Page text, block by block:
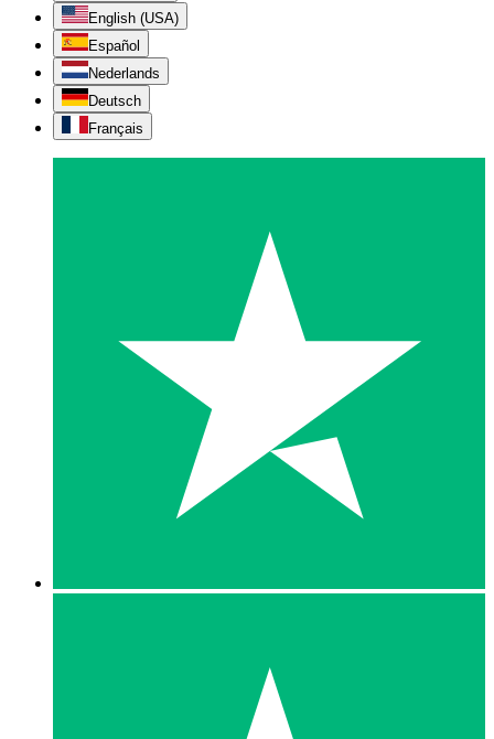
English (USA)
Español
Nederlands
Deutsch
Français